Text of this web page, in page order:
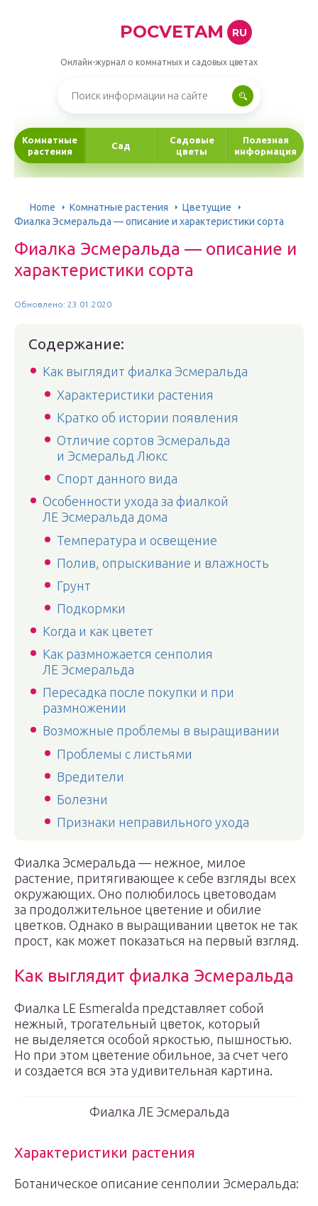
POCVETAM RU
Онлайн-журнал о комнатных и садовых цветах
Комнатные
растения
Сад
Садовые
цветы
Полезная
информация
Home Комнатные растения
Цветущие
Фиалка Эсмеральда — описание и характеристики сорта
Фиалка Эсмеральда — описание и
характеристики сорта
Обновлено: 23.01.2020
Содержание:
Как выглядит фиалка Эсмеральда
Характеристики растения
Кратко об истории появления
Отличие сортов Эсмеральда
и Эсмеральд Люкс
Спорт данного вида
Особенности ухода за фиалкой
ЛЕ Эсмеральда дома
Температура и освещение
Полив, опрыскивание и влажность
Грунт
Подкормки
Когда и как цветет
Как размножается сенполия
ЛЕ Эсмеральда
Пересадка после покупки и при
размножении
Возможные проблемы в выращивании
Проблемы с листьями
Вредители
Болезни
Признаки неправильного ухода
Фиалка Эсмеральда — нежное, милое
растение, притягивающее к себе взгляды всех
окружающих. Оно полюбилось цветоводам
за продолжительное цветение и обилие
цветков. Однако в выращивании цветок не так
прост, как может показаться на первый взгляд.
Как выглядит фиалка Эсмеральда
Фиалка LE Esmeralda представляет собой
нежный, трогательный цветок, который
не выделяется особой яркостью, пышностью.
Но при этом цветение обильное, за счет чего
и создается вся эта удивительная картина.
Фиалка ЛЕ Эсмеральда
Характеристики растения
Ботаническое описание сенполии Эсмеральда: